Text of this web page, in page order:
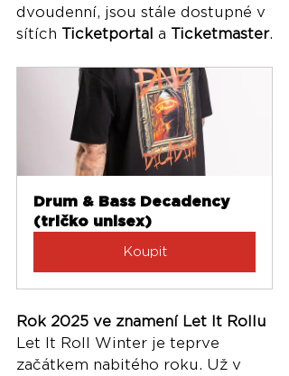
dvoudenní, jsou stále dostupné v
sítích Ticketportal a Ticketmaster.
Drum & Bass Decadency
(tričko unisex)
Koupit
Rok 2025 ve znamení Let It Rollu
Let It Roll Winter je teprve
začátkem nabitého roku. Už v